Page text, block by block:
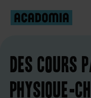
Des cours
physique-